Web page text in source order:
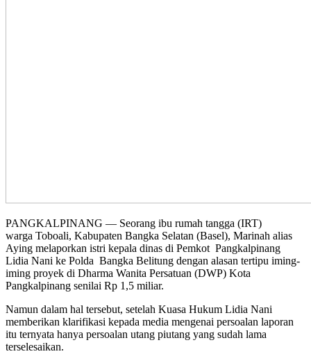
PANGKALPINANG — Seorang ibu rumah tangga (IRT)
warga Toboali, Kabupaten Bangka Selatan (Basel), Marinah alias
Aying melaporkan istri kepala dinas di Pemkot Pangkalpinang
Lidia Nani ke Polda Bangka Belitung dengan alasan tertipu iming-
iming proyek di Dharma Wanita Persatuan (DWP) Kota
Pangkalpinang senilai Rp 1,5 miliar.
Namun dalam hal tersebut, setelah Kuasa Hukum Lidia Nani
memberikan klarifikasi kepada media mengenai persoalan laporan
itu ternyata hanya persoalan utang piutang yang sudah lama
terselesaikan.